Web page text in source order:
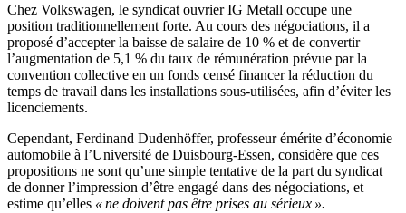
Chez Volkswagen, le syndicat ouvrier IG Metall occupe une
position traditionnellement forte. Au cours des négociations, il a
proposé d’accepter la baisse de salaire de 10 % et de convertir
l’augmentation de 5,1 % du taux de rémunération prévue par la
convention collective en un fonds censé financer la réduction du
temps de travail dans les installations sous-utilisées, afin d’éviter les
licenciements.
Cependant, Ferdinand Dudenhöffer, professeur émérite d’économie
automobile à l’Université de Duisbourg-Essen, considère que ces
propositions ne sont qu’une simple tentative de la part du syndicat
de donner l’impression d’être engagé dans des négociations, et
estime qu’elles « ne doivent pas être prises au sérieux ».